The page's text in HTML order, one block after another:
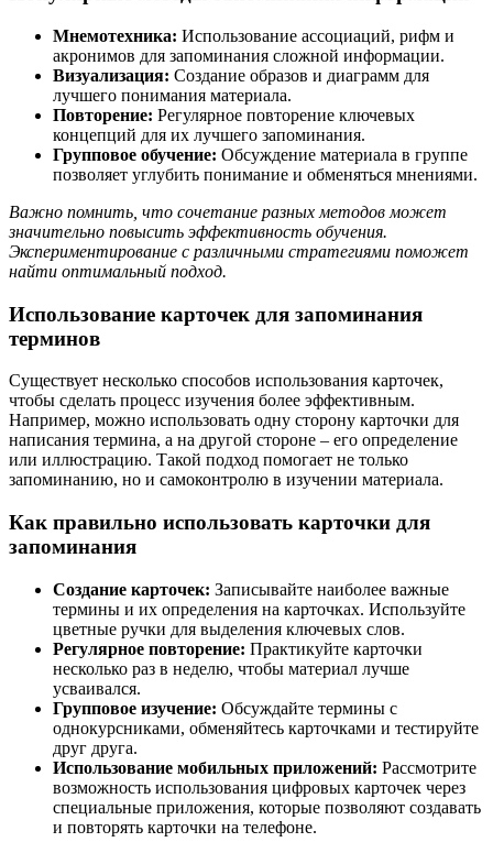
Мнемотехника: Использование ассоциаций, рифм и
акронимов для запоминания сложной информации.
Визуализация: Создание образов и диаграмм для
лучшего понимания материала.
Повторение: Регулярное повторение ключевых
концепций для их лучшего запоминания.
Групповое обучение: Обсуждение материала в группе
позволяет углубить понимание и обменяться мнениями.
Важно помнить, что сочетание разных методов может
значительно повысить эффективность обучения.
Экспериментирование с различными стратегиями поможет
найти оптимальный подход.
Использование карточек для запоминания
терминов
Существует несколько способов использования карточек,
чтобы сделать процесс изучения более эффективным.
Например, можно использовать одну сторону карточки для
написания термина, а на другой стороне – его определение
или иллюстрацию. Такой подход помогает не только
запоминанию, но и самоконтролю в изучении материала.
Как правильно использовать карточки для
запоминания
Создание карточек: Записывайте наиболее важные
термины и их определения на карточках. Используйте
цветные ручки для выделения ключевых слов.
Регулярное повторение: Практикуйте карточки
несколько раз в неделю, чтобы материал лучше
усваивался.
Групповое изучение: Обсуждайте термины с
однокурсниками, обменяйтесь карточками и тестируйте
друг друга.
Использование мобильных приложений: Рассмотрите
возможность использования цифровых карточек через
специальные приложения, которые позволяют создавать
и повторять карточки на телефоне.